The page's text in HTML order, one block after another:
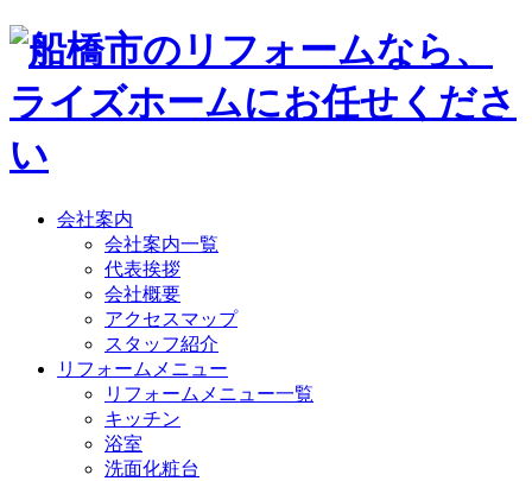
会社案内
会社案内一覧
代表挨拶
会社概要
アクセスマップ
スタッフ紹介
リフォームメニュー
リフォームメニュー一覧
キッチン
浴室
洗面化粧台